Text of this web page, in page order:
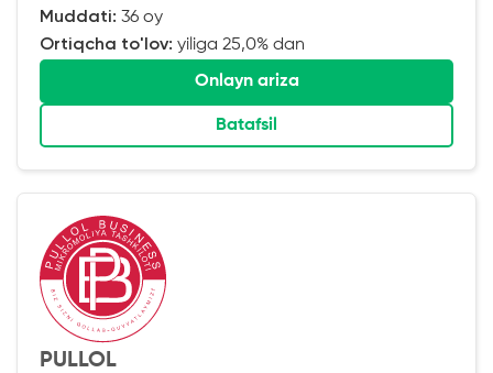
Muddati: 36 oy
Ortiqcha to'lov: yiliga 25,0% dan
Onlayn ariza
Batafsil
PULLOL